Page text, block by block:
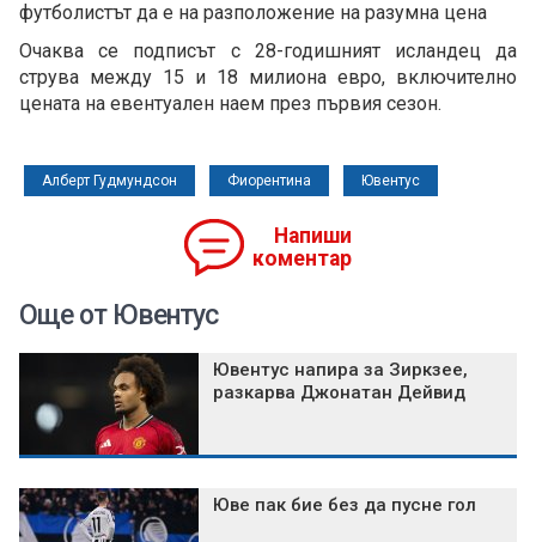
футболистът да е на разположение на разумна цена
Очаква се подписът с 28-годишният исландец да
струва между 15 и 18 милиона евро, включително
цената на евентуален наем през първия сезон.
Алберт Гудмундсон Фиорентина Ювентус
Напиши
коментар
Още от Ювентус
Ювентус напира за Зиркзее,
разкарва Джонатан Дейвид
Юве пак бие без да пусне гол